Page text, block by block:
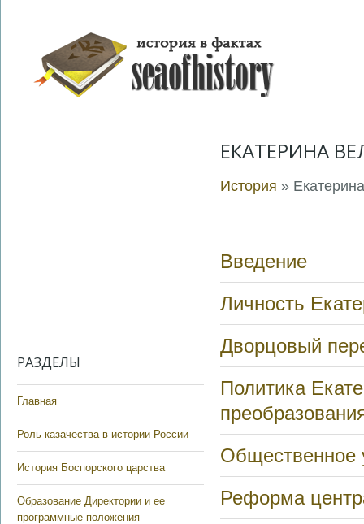
РАЗДЕЛЫ
Главная
Роль казачества в истории России
История Боспорского царства
Образование Директории и ее
программные положения
ЕКАТЕРИНА
История »
Введение
Личность
Дворцовый
Политика
Общественное
Реформа